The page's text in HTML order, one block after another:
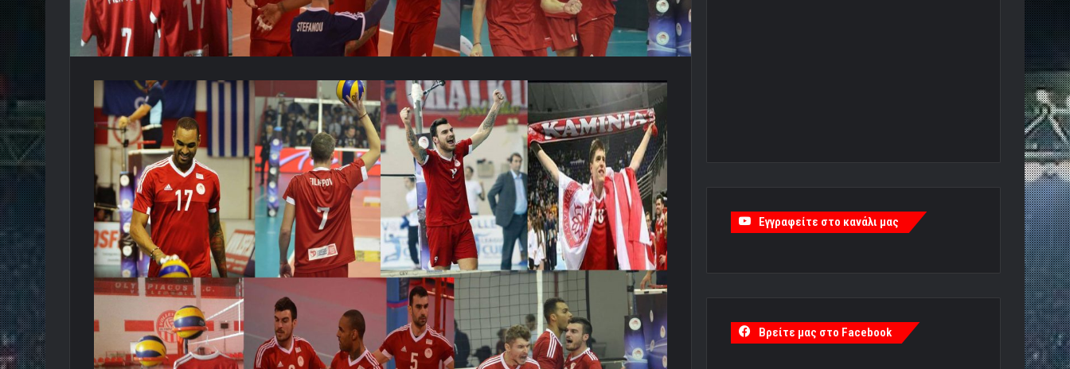
Εγγραφείτε στο κανάλι μας
Βρείτε μας στο Facebook